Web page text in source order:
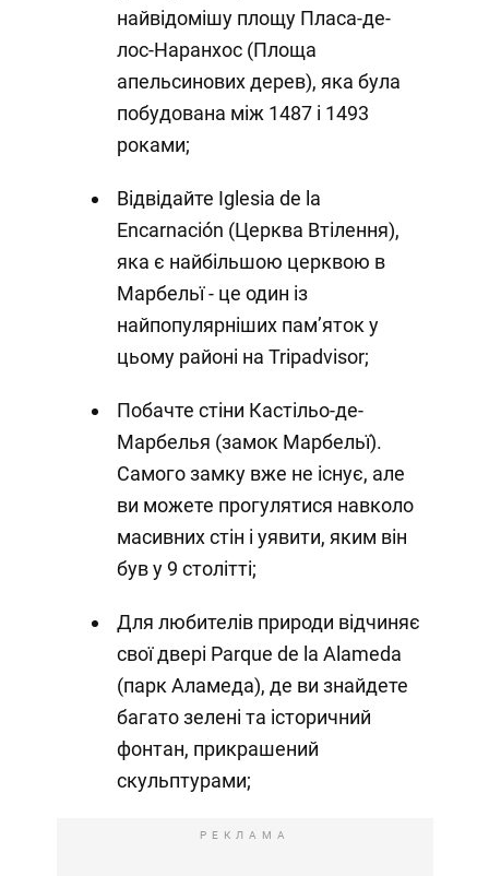
найвідомішу площу Пласа-де-
лос-Наранхос (Площа
апельсинових дерев), яка була
побудована між 1487 і 1493
роками;
Відвідайте Iglesia de la
Encarnación (Церква Втілення),
яка є найбільшою церквою в
Марбельї - це один із
найпопулярніших пам’яток у
цьому районі на Tripadvisor;
Побачте стіни Кастільо-де-
Марбелья (замок Марбельї).
Самого замку вже не існує, але
ви можете прогулятися навколо
масивних стін і уявити, яким він
був у 9 столітті;
Для любителів природи відчиняє
свої двері Parque de la Alameda
(парк Аламеда), де ви знайдете
багато зелені та історичний
фонтан, прикрашений
скульптурами;
РЕКЛАМА